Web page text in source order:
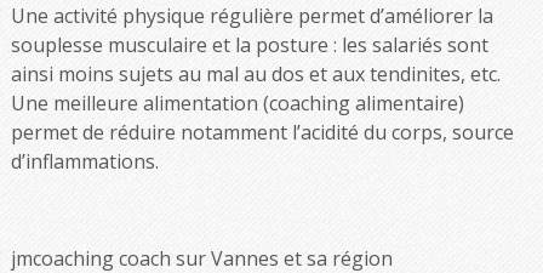
Une activité physique régulière permet d’améliorer la
souplesse musculaire et la posture : les salariés sont
ainsi moins sujets au mal au dos et aux tendinites, etc.
Une meilleure alimentation (coaching alimentaire)
permet de réduire notamment l’acidité du corps, source
d’inflammations.
jmcoaching coach sur Vannes et sa région